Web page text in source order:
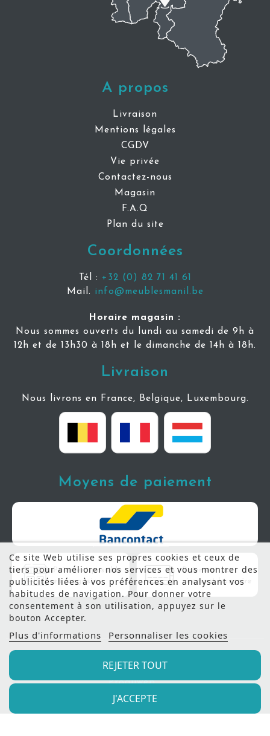
Ce site Web utilise ses propres cookies et ceux de
tiers pour améliorer nos services et vous montrer des
publicités liées à vos préférences en analysant vos
habitudes de navigation. Pour donner votre
consentement à son utilisation, appuyez sur le
bouton Accepter.
Plus d'informations Personnaliser les cookies
REJETER TOUT
J'ACCEPTE
A propos
Livraison
Mentions légales
CGDV
Vie privée
Contactez-nous
Magasin
F.A.Q
Plan du site
Coordonnées
Tél : +32 (0) 82 71 41 61
Mail. info@meublesmanil.be
Horaire magasin :
Nous sommes ouverts du lundi au samedi de 9h à
12h et de 13h30 à 18h et le dimanche de 14h à 18h.
Livraison
Nous livrons en France, Belgique, Luxembourg.
Moyens de paiement
© 2022 - Meubles Manil | Création de site internet
Produweb™